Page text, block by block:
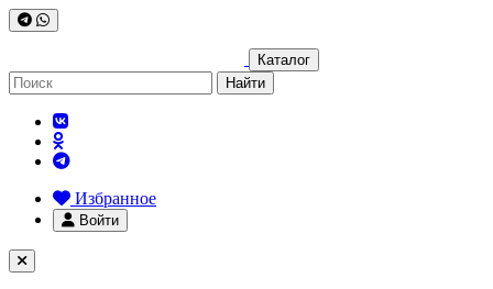
Каталог
Найти
Избранное
Войти